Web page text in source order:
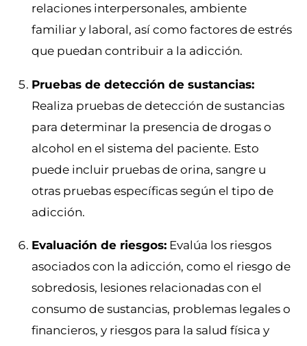
relaciones interpersonales, ambiente
familiar y laboral, así como factores de estrés
que puedan contribuir a la adicción.
Pruebas de detección de sustancias:
Realiza pruebas de detección de sustancias
para determinar la presencia de drogas o
alcohol en el sistema del paciente. Esto
puede incluir pruebas de orina, sangre u
otras pruebas específicas según el tipo de
adicción.
Evaluación de riesgos: Evalúa los riesgos
asociados con la adicción, como el riesgo de
sobredosis, lesiones relacionadas con el
consumo de sustancias, problemas legales o
financieros, y riesgos para la salud física y